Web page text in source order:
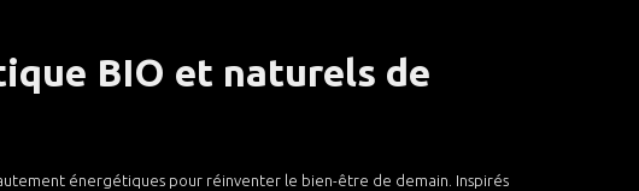
BIO et naturels de
énergétiques pour réinventer le bien-être de demain. Inspirés